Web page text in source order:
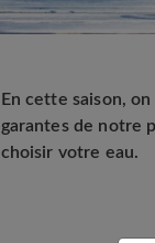
En cette saison,
garantes de notre
choisir votre eau.